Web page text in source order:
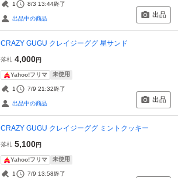
1 8/3 13:44終了
出品中の商品 出品
CRAZY GUGU クレイジーググ 星サンド
落札 4,000円
Yahoo!フリマ 未使用
1 7/9 21:32終了
出品中の商品 出品
CRAZY GUGU クレイジーググ ミントクッキー
落札 5,100円
Yahoo!フリマ 未使用
1 7/9 13:58終了